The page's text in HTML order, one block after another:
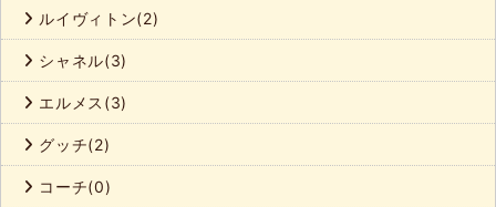
ルイヴィトン(2)
シャネル(3)
エルメス(3)
グッチ(2)
コーチ(0)